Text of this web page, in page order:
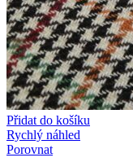
Přidat do košíku
Rychlý náhled
Porovnat